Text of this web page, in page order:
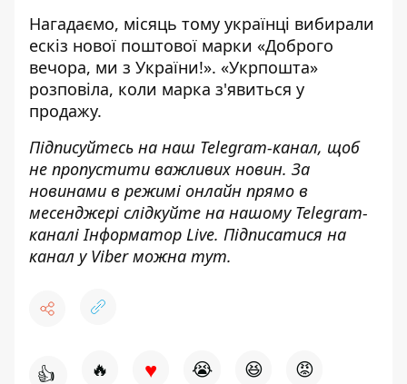
Нагадаємо, місяць тому українці вибирали
ескіз нової поштової марки «Доброго
вечора, ми з України!». «Укрпошта»
розповіла, коли марка з'явиться у
продажу.
Підписуйтесь на наш Telegram-канал, щоб
не пропустити важливих новин. За
новинами в режимі онлайн прямо в
месенджері слідкуйте на нашому Telegram-
каналіІнформатор Live. Підписатися на
канал у Viber можна тут.
👍 🔥 ♥ 😭 😆 😡